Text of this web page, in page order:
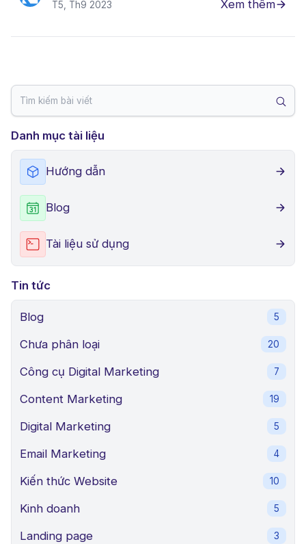
T5, Th9 2023 Xem thêm
Danh mục tài liệu
Hướng dẫn
Blog
Tài liệu sử dụng
Tin tức
Blog 5
Chưa phân loại 20
Công cụ Digital Marketing 7
Content Marketing 19
Digital Marketing 5
Email Marketing 4
Kiến thức Website 10
Kinh doanh 5
Landing page 3